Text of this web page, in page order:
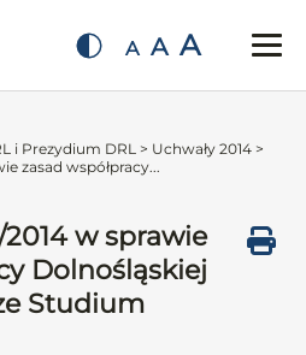
A A A
i Prezydium DRL > Uchwały 2014 >
zasad współpracy...
2014 w sprawie
Dolnośląskiej
Studium